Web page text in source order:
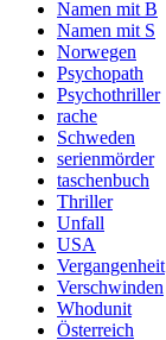
Namen mit B
Namen mit S
Norwegen
Psychopath
Psychothriller
rache
Schweden
serienmörder
taschenbuch
Thriller
Unfall
USA
Vergangenheit
Verschwinden
Whodunit
Österreich